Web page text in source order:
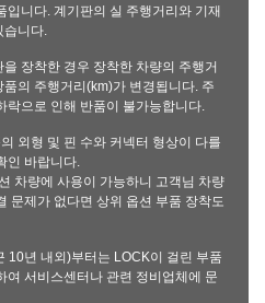
입니다. 계기판의 실 주행거리와 기재
습니다.
장착한 경우 장착한 차량의 주행거
의 주행거리(km)가 변경됩니다. 주
락으로 인해 반품이 불가능합니다.
외형 및 핀 수와 커넥터 형상이 다를
인 바랍니다.
차량에 사용이 가능하니 고객님 차량
문제가 없다면 상위 옵션 부품 장착도
10년 내외)부터는 LOCK이 걸린 부품
여 서비스센터나 관련 정비업체에 문